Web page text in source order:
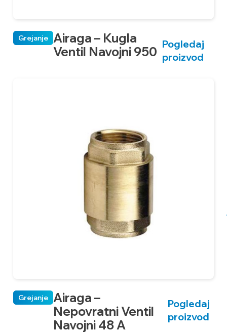
Airaga – Kugla
Ventil Navojni 950
Grejanje
Pogledaj
proizvod
Airaga –
Nepovratni Ventil
Navojni 48 A
Grejanje
Pogledaj
proizvod